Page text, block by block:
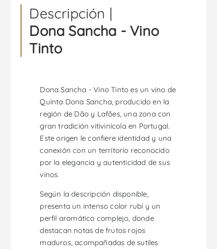
Descripción |
Dona Sancha - Vino
Tinto
Dona Sancha - Vino Tinto es un vino de
Quinta Dona Sancha, producido en la
región de Dão y Lafões, una zona con
gran tradición vitivinícola en Portugal.
Este origen le confiere identidad y una
conexión con un territorio reconocido
por la elegancia y autenticidad de sus
vinos.
Según la descripción disponible,
presenta un intenso color rubí y un
perfil aromático complejo, donde
destacan notas de frutos rojos
maduros, acompañadas de sutiles